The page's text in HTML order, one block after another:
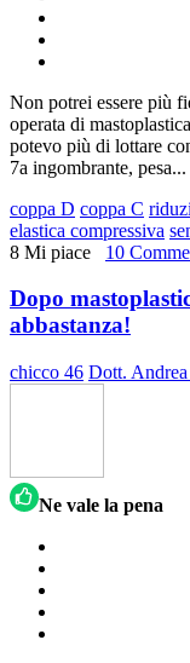
Non potrei essere più
operata di
potevo più di lottare
7a ingombrante, pesa...
coppa D coppa C
elastica compressiva
8 Mi piace 10
Dopo
abbastanza!
chicco 46 Dott.
Ne vale la pena